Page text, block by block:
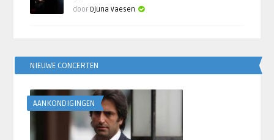
door Djuna Vaesen
NIEUWE CONCERTEN
AANKONDIGINGEN